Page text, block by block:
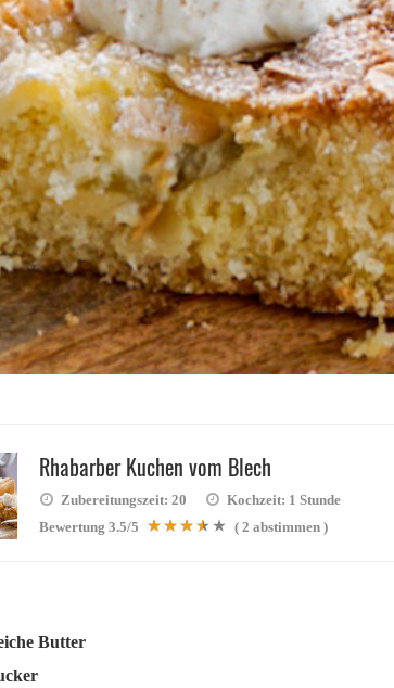
Rhabarber Kuchen vom Blech
Zubereitungszeit: 20 Kochzeit: 1 Stunde
Bewertung 3.5/5 ( 2 abstimmen )
Butter